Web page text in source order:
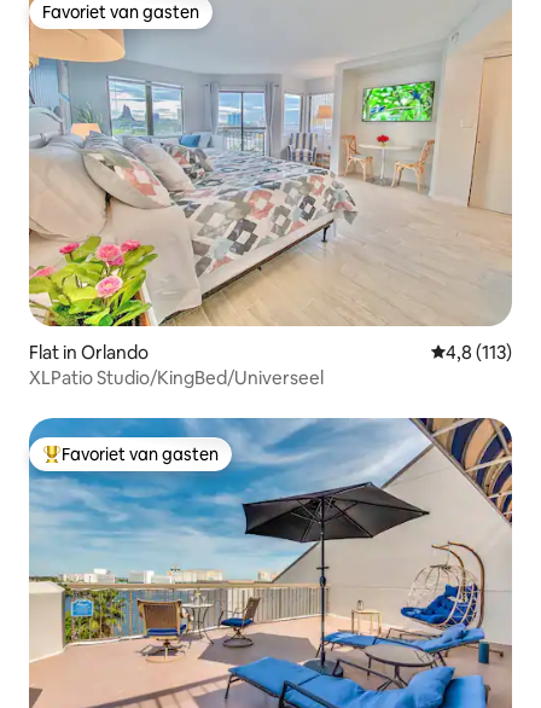
Favoriet van gasten
Favoriet van gasten
Flat in Orlando Gemiddelde
4,8 (113)
XLPatio Studio/KingBed/Universeel
Topfavoriet van gasten
Favoriet van gasten